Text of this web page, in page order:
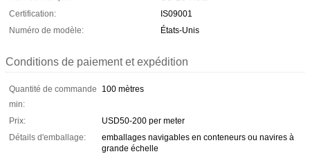
Certification:
IS09001
Numéro de modèle:
États-Unis
Conditions de paiement et expédition
Quantité de commande
min:
100 mètres
Prix:
USD50-200 per meter
Détails d'emballage:
emballages navigables en conteneurs ou navires à
grande échelle